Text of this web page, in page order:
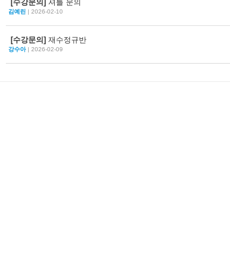
[수강문의] 셔틀 문의
김예린 | 2026-02-10
[수강문의] 재수정규반
강수아| 2026-02-09